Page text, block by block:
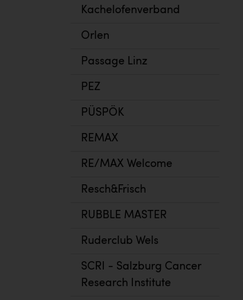
Kachelofenverband
Orlen
Passage Linz
PEZ
PÜSPÖK
REMAX
RE/MAX Welcome
Resch&Frisch
RUBBLE MASTER
Ruderclub Wels
SCRI - Salzburg Cancer
Research Institute